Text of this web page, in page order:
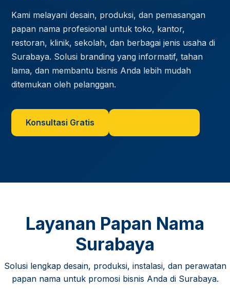
Kami melayani desain, produksi, dan pemasangan
papan nama profesional untuk toko, kantor,
restoran, klinik, sekolah, dan berbagai jenis usaha di
Surabaya. Solusi branding yang informatif, tahan
lama, dan membantu bisnis Anda lebih mudah
ditemukan oleh pelanggan.
Konsultasi Gratis
Layanan Papan Nama
Surabaya
Solusi lengkap desain, produksi, instalasi, dan perawatan
papan nama untuk promosi bisnis Anda di Surabaya.